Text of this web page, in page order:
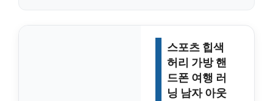
스포츠 힙색
허리 가방 핸
드폰 여행 러
닝 남자 아웃